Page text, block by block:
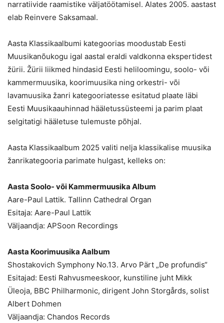
narratiivide raamistike väljatöötamisel. Alates 2005. aastast
elab Reinvere Saksamaal.
Aasta Klassikaalbumi kategoorias moodustab Eesti
Muusikanõukogu igal aastal eraldi valdkonna ekspertidest
žürii. Žürii liikmed hindasid Eesti heliloomingu, soolo- või
kammermuusika, koorimuusika ning orkestri- või
lavamuusika žanri kategooriatesse esitatud plaate läbi
Eesti Muusikaauhinnad hääletussüsteemi ja parim plaat
selgitatigi hääletuse tulemuste põhjal.
Aasta Klassikaalbum 2025 valiti nelja klassikalise muusika
žanrikategooria parimate hulgast, kelleks on:
Aasta Soolo- või Kammermuusika Album
Aare-Paul Lattik. Tallinn Cathedral Organ
Esitaja: Aare-Paul Lattik
Väljaandja: APSoon Recordings
Aasta Koorimuusika Aalbum
Shostakovich Symphony No.13. Arvo Pärt „De profundis“
Esitajad: Eesti Rahvusmeeskoor, kunstiline juht Mikk
Üleoja, BBC Philharmonic, dirigent John Storgårds, solist
Albert Dohmen
Väljaandja: Chandos Records